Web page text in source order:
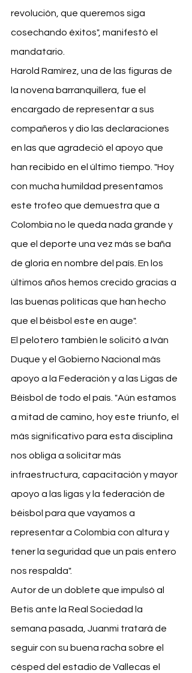
revolución, que queremos siga
cosechando éxitos", manifestó el
mandatario.
Harold Ramírez, una de las figuras de
la novena barranquillera, fue el
encargado de representar a sus
compañeros y dio las declaraciones
en las que agradeció el apoyo que
han recibido en el último tiempo. "Hoy
con mucha humildad presentamos
este trofeo que demuestra que a
Colombia no le queda nada grande y
que el deporte una vez más se baña
de gloria en nombre del país. En los
últimos años hemos crecido gracias a
las buenas políticas que han hecho
que el béisbol este en auge".
El pelotero también le solicitó a Iván
Duque y el Gobierno Nacional más
apoyo a la Federación y a las Ligas de
Béisbol de todo el país. "Aún estamos
a mitad de camino, hoy este triunfo, el
más significativo para esta disciplina
nos obliga a solicitar más
infraestructura, capacitación y mayor
apoyo a las ligas y la federación de
béisbol para que vayamos a
representar a Colombia con altura y
tener la seguridad que un país entero
nos respalda".
Autor de un doblete que impulsó al
Betis ante la Real Sociedad la
semana pasada, Juanmi tratará de
seguir con su buena racha sobre el
césped del estadio de Vallecas el